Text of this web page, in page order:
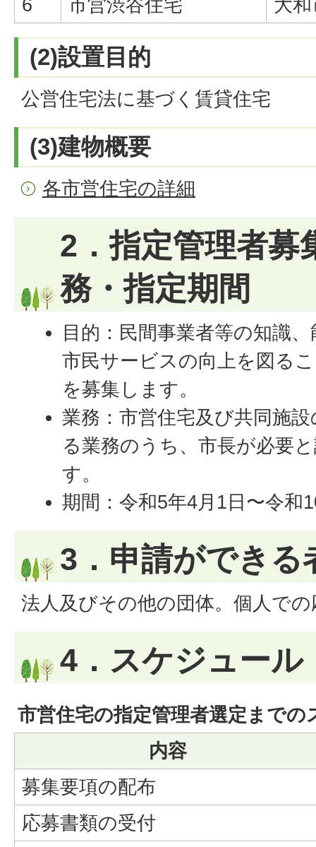
6
市営渋谷住宅 大
(2)設置目的
公営住宅法に基づく賃貸住宅
(3)建物概要
各市営住宅の詳細
2．指定管理者募
務・指定期間
目的：民間事業者等の知識
市民サービスの向上を図る
を募集します。
業務：市営住宅及び共同施
る業務のうち、市長が必要
す。
期間：令和5年4月1日〜令和
3．申請ができる
法人及びその他の団体。個人で
4．スケジュール
市営住宅の指定管理者選定までの
内容
募集要項の配布
応募書類の受付